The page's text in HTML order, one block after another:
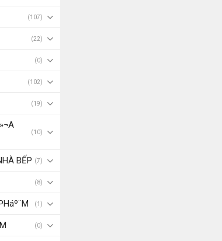
(107)
(22)
(0)
(102)
(19)
(10)
BẾP (7)
(8)
(1)
(0)